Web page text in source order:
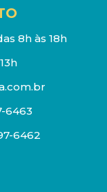
8h às 18h
6463
6462